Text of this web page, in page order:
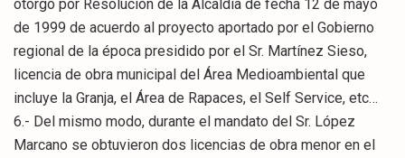
otorgó por Resolución de la Alcaldía de fecha 12 de mayo
de 1999 de acuerdo al proyecto aportado por el Gobierno
regional de la época presidido por el Sr. Martínez Sieso,
licencia de obra municipal del Área Medioambiental que
incluye la Granja, el Área de Rapaces, el Self Service, etc…
6.- Del mismo modo, durante el mandato del Sr. López
Marcano se obtuvieron dos licencias de obra menor en el